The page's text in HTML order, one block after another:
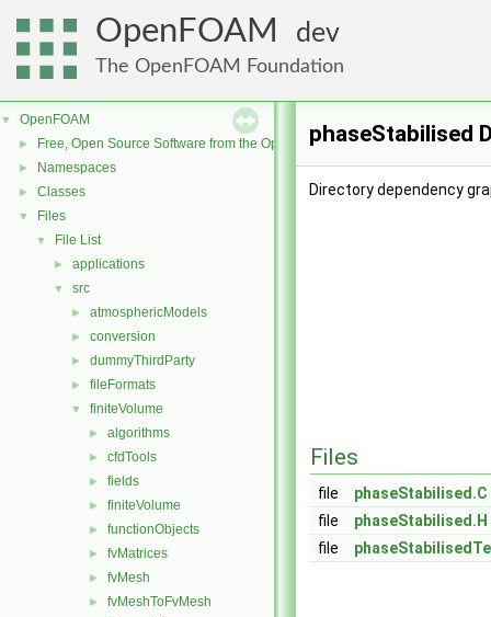
OpenFOAM dev
The OpenFOAM Foundation
▼ OpenFOAM
► Free, Open Source Software from the OpenFOAM Foundation
► Namespaces
► Classes
▼ Files
▼ File List
► applications
▼ src
► atmosphericModels
► conversion
► dummyThirdParty
► fileFormats
▼ finiteVolume
► algorithms
► cfdTools
► fields
► finiteVolume
► functionObjects
► fvMatrices
► fvMesh
► fvMeshToFvMesh
phaseStabilised
Directory dependency
Files
file
phaseStabilised.C
file
phaseStabilised.H
file